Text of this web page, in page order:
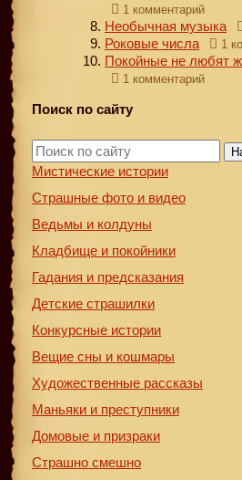
1 комментарий
Необычная музыка
Роковые числа 1
Покойные не любят
1 комментарий
Поиск по сайту
Мистические истории
Страшные фото и видео
Ведьмы и колдуны
Кладбище и покойники
Гадания и предсказания
Детские страшилки
Конкурсные истории
Вещие сны и кошмары
Художественные рассказы
Маньяки и преступники
Домовые и призраки
Страшно смешно